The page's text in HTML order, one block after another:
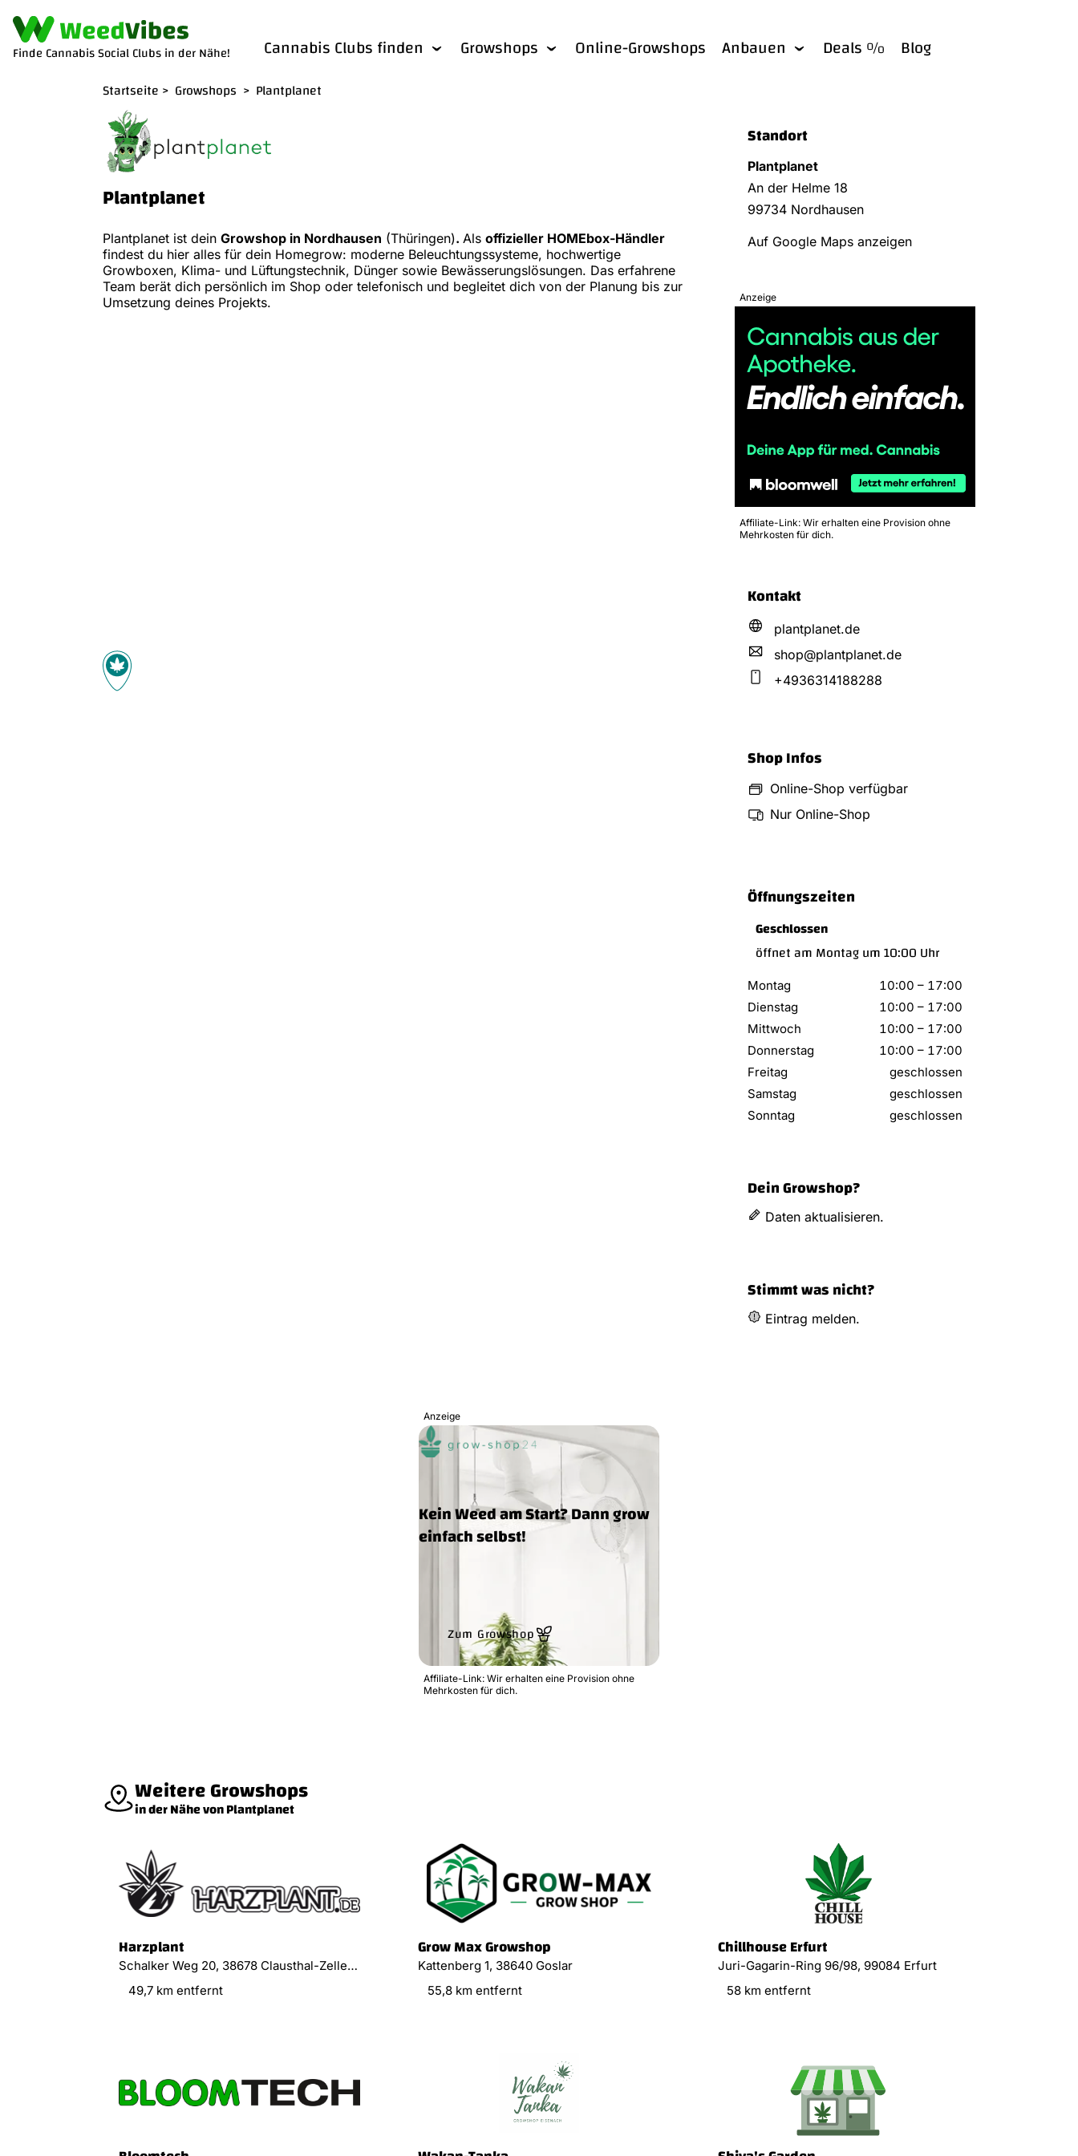
Finde Cannabis Social Clubs in der Nähe! Cannabis Clubs finden Growshops Online-Growshops Anbauen Deals % Blog
Startseite > Growshops > Plantplanet
Plantplanet
Plantplanet ist dein Growshop in Nordhausen (Thüringen). Als offizieller HOMEbox-Händler
findest du hier alles für dein Homegrow: moderne Beleuchtungssysteme, hochwertige
Growboxen, Klima- und Lüftungstechnik, Dünger sowie Bewässerungslösungen. Das erfahrene
Team berät dich persönlich im Shop oder telefonisch und begleitet dich von der Planung bis zur
Umsetzung deines Projekts.
Standort
Plantplanet
An der Helme 18
99734 Nordhausen
Auf Google Maps anzeigen
Anzeige
Affiliate-Link: Wir erhalten eine Provision ohne
Mehrkosten für dich.
Kontakt
plantplanet.de
shop@plantplanet.de
+4936314188288
Shop Infos
Online-Shop verfügbar
Nur Online-Shop
Öffnungszeiten
Geschlossen
öffnet am Montag um 10:00 Uhr
Montag 10:00 – 17:00
Dienstag
10:00 – 17:00
Mittwoch
10:00 – 17:00
Donnerstag
10:00 – 17:00
Freitag
geschlossen
Samstag
geschlossen
Sonntag
geschlossen
Dein Growshop?
Daten aktualisieren.
Stimmt was nicht?
Eintrag melden.
Anzeige
Kein Weed am Start? Dann grow
einfach selbst!
Zum Growshop
Affiliate-Link: Wir erhalten eine Provision ohne
Mehrkosten für dich.
Weitere Growshops
in der Nähe von Plantplanet
Harzplant
Schalker Weg 20, 38678 Clausthal-Zellerfeld
49,7 km entfernt
Grow Max Growshop
Kattenberg 1, 38640 Goslar
55,8 km entfernt
Chillhouse Erfurt
Juri-Gagarin-Ring 96/98, 99084 Erfurt
58 km entfernt